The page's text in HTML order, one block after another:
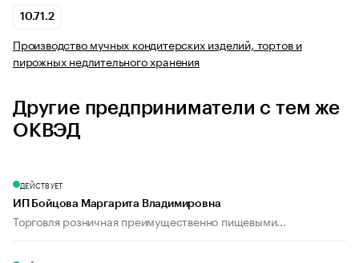
10.71.2
Производство мучных кондитерских изделий, тортов и
пирожных недлительного хранения
Другие предприниматели с тем же
ОКВЭД
ДЕЙСТВУЕТ
ИП Бойцова Маргарита Владимировна
Торговля розничная преимущественно пищевыми...